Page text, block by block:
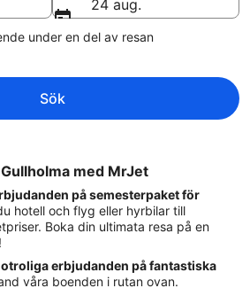
24 aug.
under en del av resan
Sök
med MrJet
på semesterpaket för
hotell och flyg eller hyrbilar till
Boka din ultimata resa på en
otroliga erbjudanden på fantastiska
våra boenden i rutan ovan.